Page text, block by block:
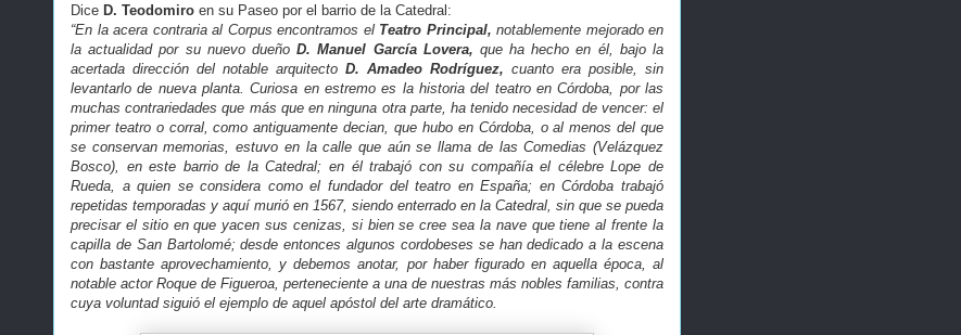
Dice D. Teodomiro en su Paseo por el barrio de la Catedral:
“En la acera contraria al Corpus encontramos el Teatro Principal, notablemente mejorado en
la actualidad por su nuevo dueñoD. Manuel García Lovera, que ha hecho en él, bajo la
acertada dirección del notable arquitecto D. Amadeo Rodríguez, cuanto era posible, sin
levantarlo de nueva planta. Curiosa en estremo es la historia del teatro en Córdoba, por las
muchas contrariedades que más que en ninguna otra parte, ha tenido necesidad de vencer: el
primer teatro o corral, como antiguamente decian, que hubo en Córdoba, o al menos del que
se conservan memorias, estuvo en la calle que aún se llama de las Comedias (Velázquez
Bosco), en este barrio de la Catedral; en él trabajó con su compañía el célebre Lope de
Rueda, a quien se considera como el fundador del teatro en España; en Córdoba trabajó
repetidas temporadas y aquí murió en 1567, siendo enterrado en la Catedral, sin que se pueda
precisar el sitio en que yacen sus cenizas, si bien se cree sea la nave que tiene al frente la
capilla de San Bartolomé; desde entonces algunos cordobeses se han dedicado a la escena
con bastante aprovechamiento, y debemos anotar, por haber figurado en aquella época, al
notable actor Roque de Figueroa, perteneciente a una de nuestras más nobles familias, contra
cuya voluntad siguió el ejemplo de aquel apóstol del arte dramático.